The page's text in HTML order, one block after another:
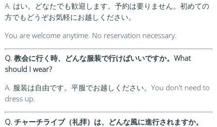
A. はい。どなたでも歓迎します。予約は要りません。初めての
方でもどうぞお気軽にお越しください。
You are welcome anytime. No reservation necessary.
Q. 教会に行く時、どんな服装で行けばいいですか。What
should I wear?
A. 服装は自由です。平服でお越しください。You don't need to
dress up.
Q. チャーチライブ（礼拝）は、どんな風に進行されますか。